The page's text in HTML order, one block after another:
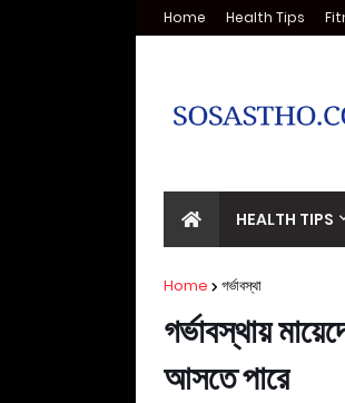
Home Health Tips
HEALTH TIPS
Home গর্ভাবস্থা
গর্ভাবস্থায়
আসতে পারে